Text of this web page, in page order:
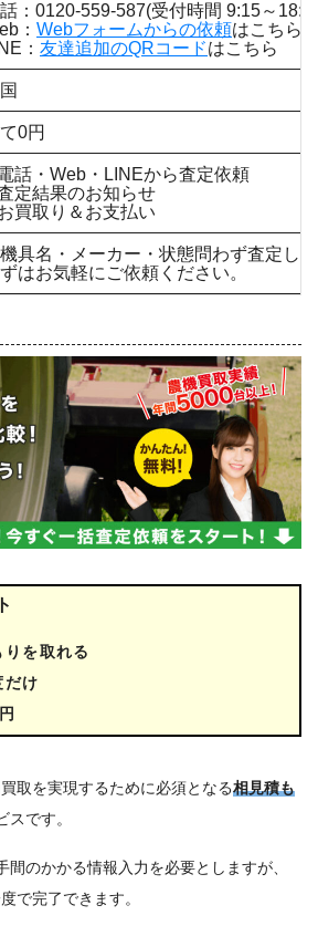
：0120-559-587(受付時間 9:15～
： Webフォームからの依頼はこちら
： 友達追加のQRコードはこちら
0円
話・Web・LINEから査定依頼
定結果のお知らせ
買取り＆お支払い
具名・メーカー・状態問わず査定し
はお気軽にご依頼ください。
を取れる
だけ
取を実現するために必須となる相見積も
スです。
のかかる情報入力を必要としますが、
で完了できます。